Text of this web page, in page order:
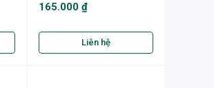
165.000 ₫
Liên hệ